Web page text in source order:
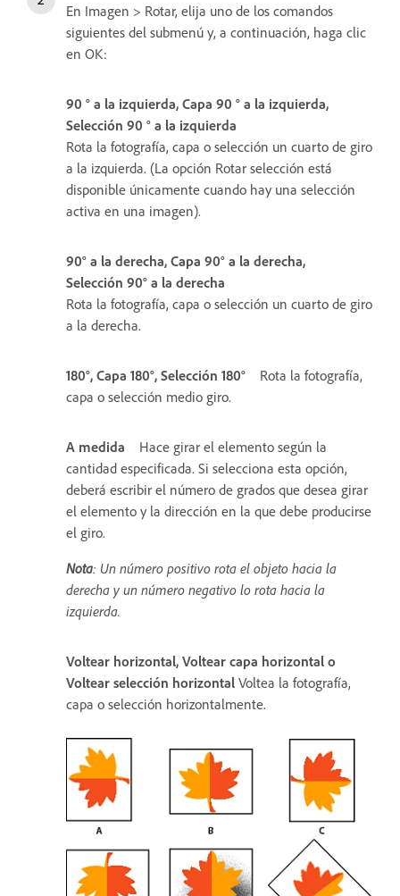
En Imagen > Rotar, elija uno de los comandos
siguientes del submenú y, a continuación, haga clic
en OK:
90 ° a la izquierda, Capa 90 ° a la izquierda,
Selección 90 ° a la izquierda
Rota la fotografía, capa o selección un cuarto de giro
a la izquierda. (La opción Rotar selección está
disponible únicamente cuando hay una selección
activa en una imagen).
90° a la derecha, Capa 90° a la derecha,
Selección 90° a la derecha
Rota la fotografía, capa o selección un cuarto de giro
a la derecha.
180°, Capa 180°, Selección 180°
Rota la fotografía,
capa o selección medio giro.
A medida
Hace girar el elemento según la
cantidad especificada. Si selecciona esta opción,
deberá escribir el número de grados que desea girar
el elemento y la dirección en la que debe producirse
el giro.
Nota: Un número positivo rota el objeto hacia la
derecha y un número negativo lo rota hacia la
izquierda.
Voltear horizontal, Voltear capa horizontal o
Voltear selección horizontal Voltea la fotografía,
capa o selección horizontalmente.